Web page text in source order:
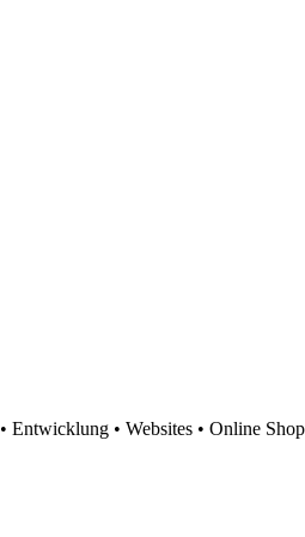
• Entwicklung • Websites • Online